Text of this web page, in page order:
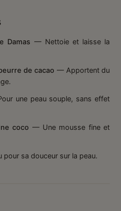
Damas — Nettoie et laisse la
de cacao — Apportent du
une peau souple, sans effet
coco — Une mousse fine et
pour sa douceur sur la peau.